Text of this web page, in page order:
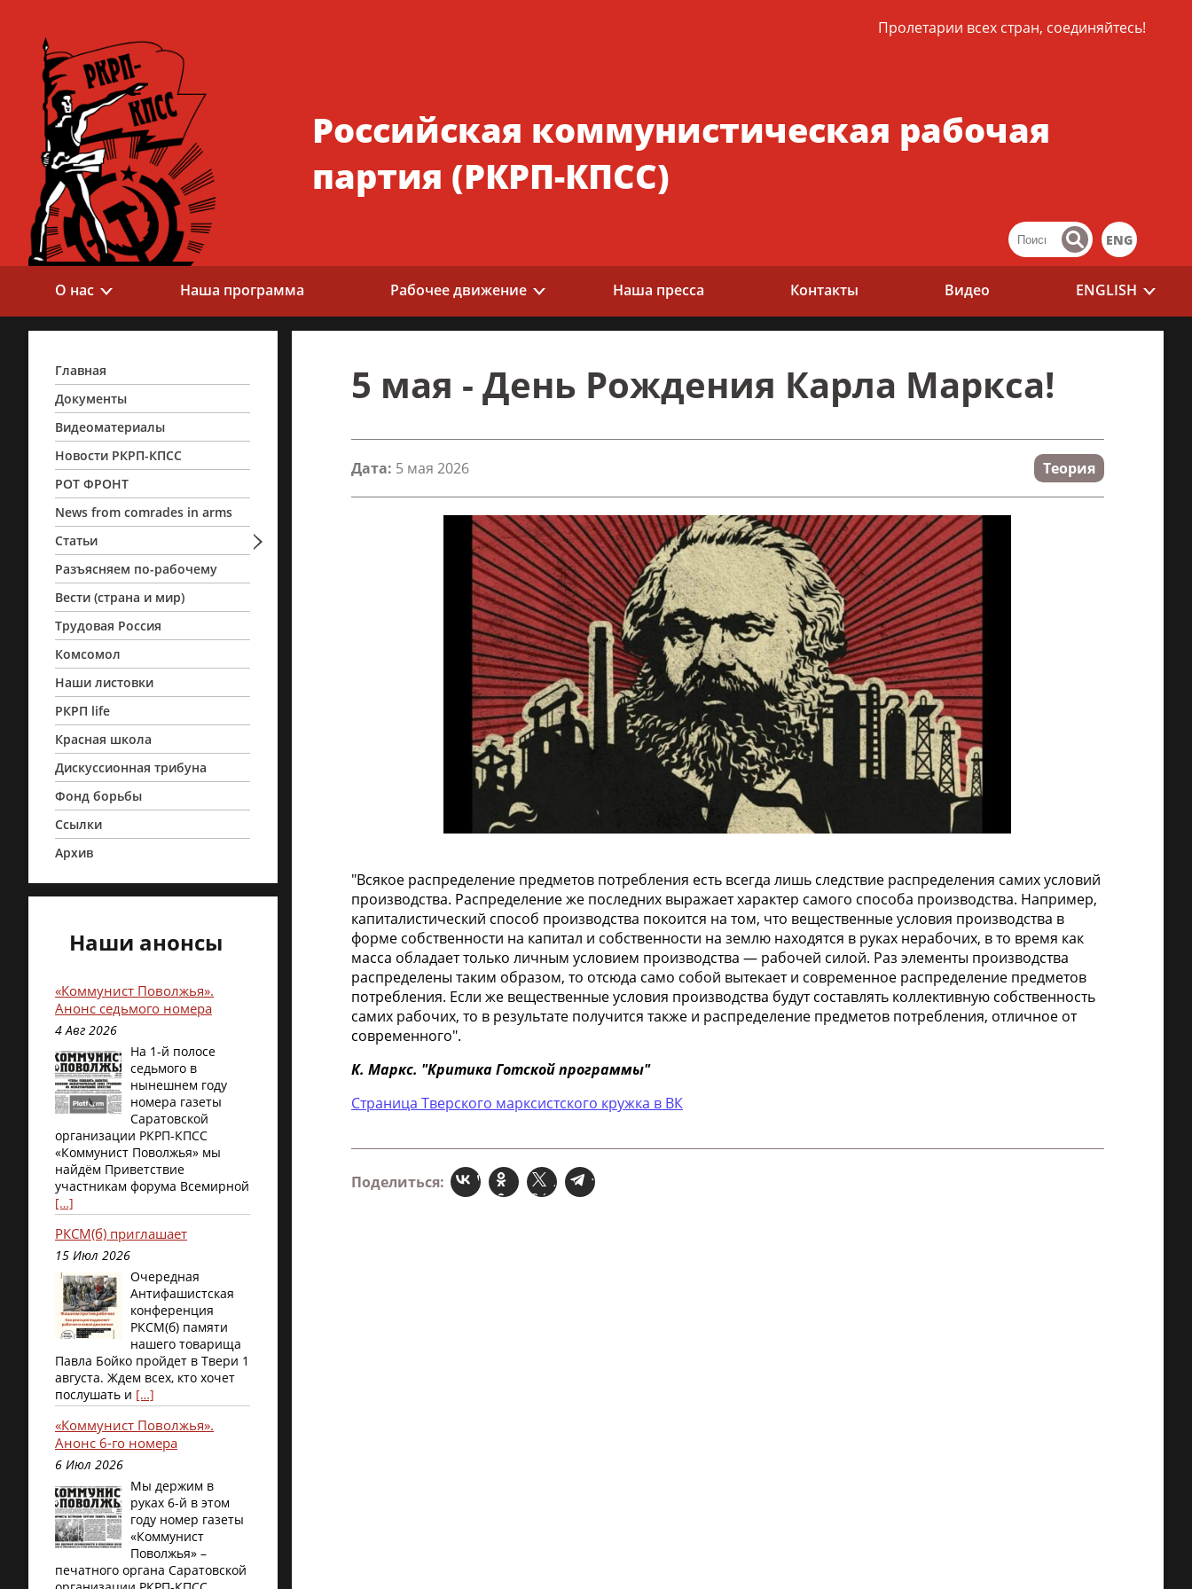
Пролетарии всех стран, соединяйтесь!
Российская коммунистическая рабочая
партия (РКРП-КПСС)
ENG
О нас Наша программа Рабочее движение Наша пресса Контакты Видео ENGLISH
Главная
Документы
Видеоматериалы
Новости РКРП-КПСС
РОТ ФРОНТ
News from comrades in arms
Статьи
Разъясняем по-рабочему
Вести (страна и мир)
Трудовая Россия
Комсомол
Наши листовки
РКРП life
Красная школа
Дискуссионная трибуна
Фонд борьбы
Ссылки
Архив
Наши анонсы
«Коммунист Поволжья».
Анонс седьмого номера
4 Авг 2026
На 1-й полосе
седьмого в
нынешнем году
номера газеты
Саратовской
организации РКРП-КПСС
«Коммунист Поволжья» мы
найдём Приветствие
участникам форума Всемирной
[…]
РКСМ(б) приглашает
15 Июл 2026
Очередная
Антифашистская
конференция
РКСМ(б) памяти
нашего товарища
Павла Бойко пройдет в Твери 1
августа. Ждем всех, кто хочет
послушать и […]
«Коммунист Поволжья».
Анонс 6-го номера
6 Июл 2026
Мы держим в
руках 6-й в этом
году номер газеты
«Коммунист
Поволжья» –
печатного органа Саратовской
5 мая - День Рождения Карла Маркса!
Дата: 5 мая 2026 Теория
"Всякое распределение предметов потребления есть всегда лишь следствие распределения самих условий
производства. Распределение же последних выражает характер самого способа производства. Например,
капиталистический способ производства покоится на том, что вещественные условия производства в
форме собственности на капитал и собственности на землю находятся в руках нерабочих, в то время как
масса обладает только личным условием производства — рабочей силой. Раз элементы производства
распределены таким образом, то отсюда само собой вытекает и современное распределение предметов
потребления. Если же вещественные условия производства будут составлять коллективную собственность
самих рабочих, то в результате получится также и распределение предметов потребления, отличное от
современного".
К. Маркс. "Критика Готской программы"
Страница Тверского марксистского кружка в ВК
Поделиться: